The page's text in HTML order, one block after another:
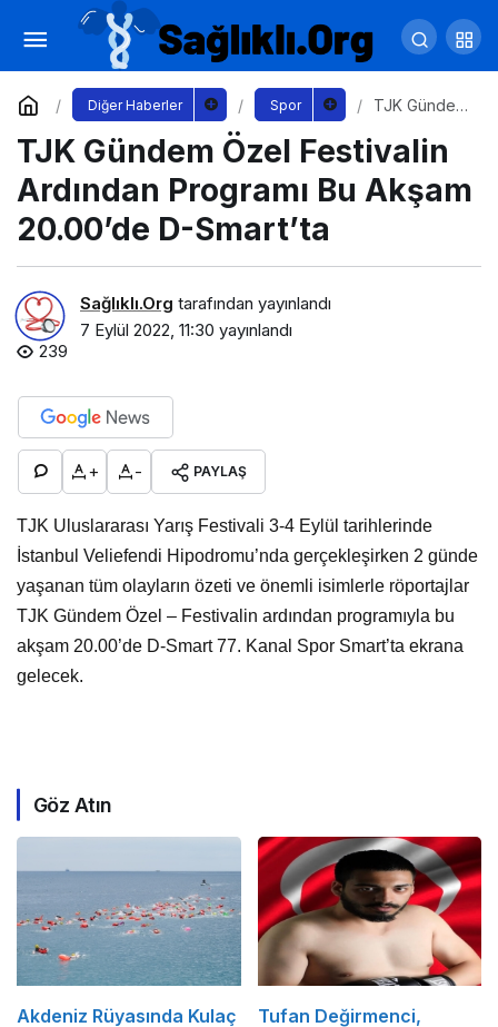
Diğer Haberler Spor
TJK Gündem
Festivalin
Ardından
Programı Bu
Akşam
TJK Gündem Özel Festivalin
Ardından Programı Bu Akşam
20.00’de D-Smart’ta
Sağlıklı.Org tarafından yayınlandı
7 Eylül 2022, 11:30 yayınlandı
239
+ - PAYLAŞ
TJK Uluslararası Yarış Festivali 3-4 Eylül tarihlerinde
İstanbul Veliefendi Hipodromu’nda gerçekleşirken 2 günde
yaşanan tüm olayların özeti ve önemli isimlerle röportajlar
TJK Gündem Özel – Festivalin ardından programıyla bu
akşam 20.00’de D-Smart 77. Kanal Spor Smart’ta ekrana
gelecek.
Göz Atın
Akdeniz Rüyasında Kulaç
Tufan Değirmenci,
Dünya şampiyonu yüzücüler Kocaeli’de
kulaç atacak
Yorum Yap Paylaş